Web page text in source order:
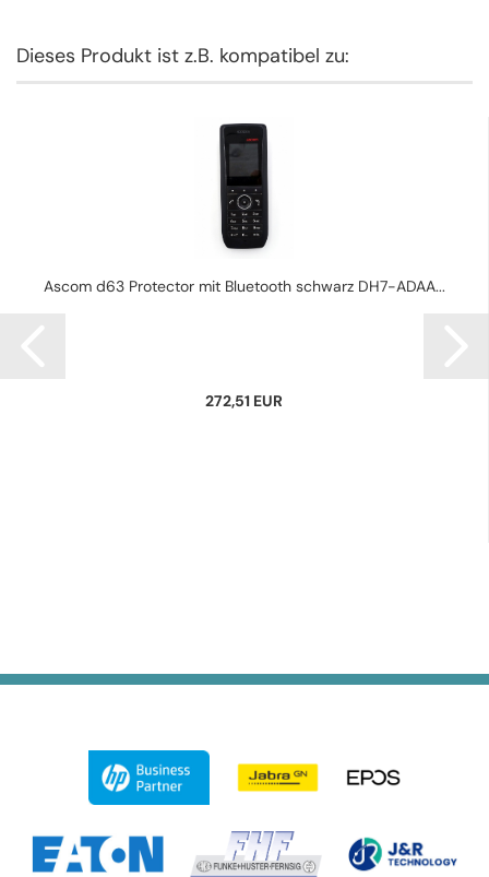
Dieses Produkt ist z.B. kompatibel zu:
Ascom d63 Protector mit Bluetooth schwarz DH7-ADAA...
272,51 EUR